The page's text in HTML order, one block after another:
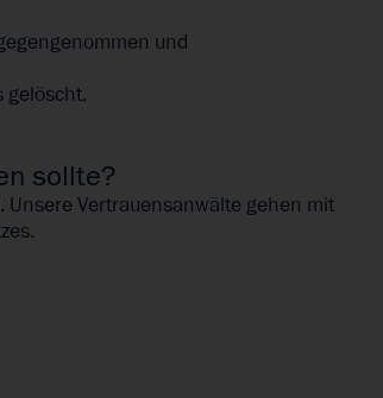
und
gelöscht.
sollte?
Vertrauensanwälte gehen mit